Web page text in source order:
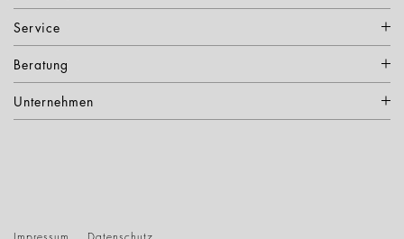
Service
Beratung
Unternehmen